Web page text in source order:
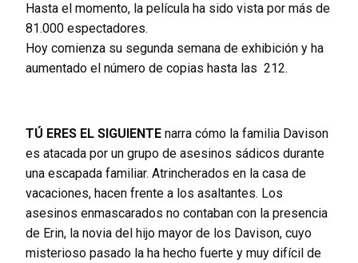
Hasta el momento, la película ha sido vista por más de
81.000 espectadores.
Hoy comienza su segunda semana de exhibición y ha
aumentado el número de copias hasta las 212.
TÚ ERES EL SIGUIENTE narra cómo la familia Davison
es atacada por un grupo de asesinos sádicos durante
una escapada familiar. Atrincherados en la casa de
vacaciones, hacen frente a los asaltantes. Los
asesinos enmascarados no contaban con la presencia
de Erin, la novia del hijo mayor de los Davison, cuyo
misterioso pasado la ha hecho fuerte y muy difícil de